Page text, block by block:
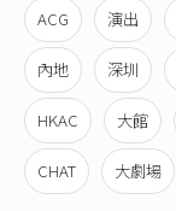
ACG 演出
內地 深圳
HKAC 大館
CHAT 大劇場